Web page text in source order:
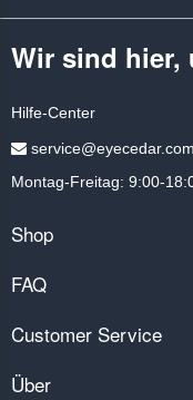
Wir sind hier,
Hilfe-Center
service@eyecedar.com
Montag-Freitag: 9:00-
Shop
FAQ
Customer Service
Über